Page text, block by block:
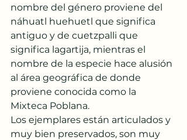
nombre del género proviene del
náhuatl huehuetl que significa
antiguo y de cuetzpalli que
significa lagartija, mientras el
nombre de la especie hace alusión
al área geográfica de donde
proviene conocida como la
Mixteca Poblana.
Los ejemplares están articulados y
muy bien preservados, son muy